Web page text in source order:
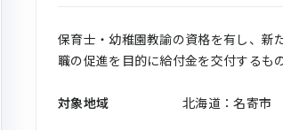
保育士・幼稚園教諭の資格を有し、新
職の促進を目的に給付金を交付するもの
対象地域 北海道：名寄市